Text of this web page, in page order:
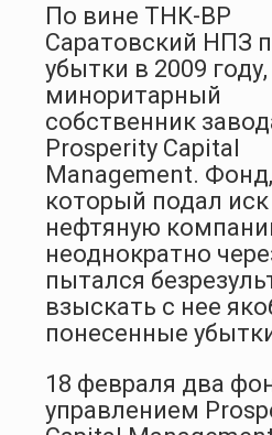
По вине ТНК-ВР
Саратовский НПЗ
убытки в 2009
миноритарный
собственник
Prosperity Capital
Management. Фонд,
который подал иск
нефтяную
неоднократно
пытался
взыскать с нее
понесенные
18 февраля два
управлением